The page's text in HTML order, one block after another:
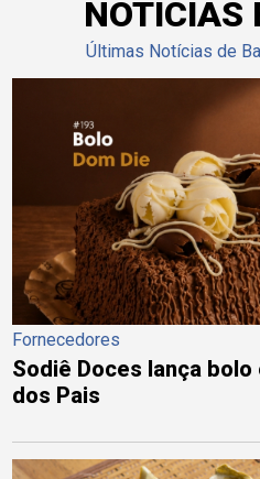
NOTÍCIAS
Últimas Notícias de
Fornecedores
Sodiê Doces lança
dos Pais